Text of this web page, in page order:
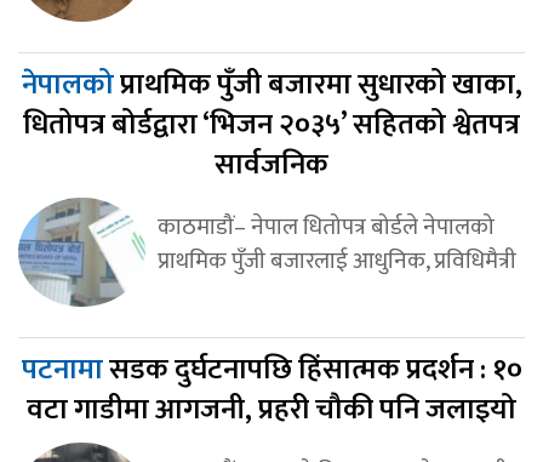
नेपालकोप्राथमिक पुँजी बजारमा सुधारको खाका,
धितोपत्र बोर्डद्वारा ‘भिजन २०३५’ सहितको श्वेतपत्र
सार्वजनिक
काठमाडौं– नेपाल धितोपत्र बोर्डले नेपालको
प्राथमिक पुँजी बजारलाई आधुनिक, प्रविधिमैत्री
पटनामासडक दुर्घटनापछि हिंसात्मक प्रदर्शन : १०
वटा गाडीमा आगजनी, प्रहरी चौकी पनि जलाइयो